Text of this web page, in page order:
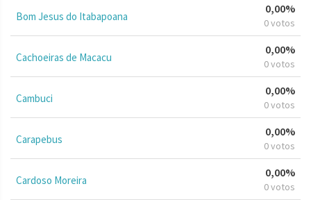
Bom Jesus do Itabapoana
0,00%
0 votos
Cachoeiras de Macacu
0,00%
0 votos
Cambuci
0,00%
0 votos
Carapebus
0,00%
0 votos
Cardoso Moreira
0,00%
0 votos